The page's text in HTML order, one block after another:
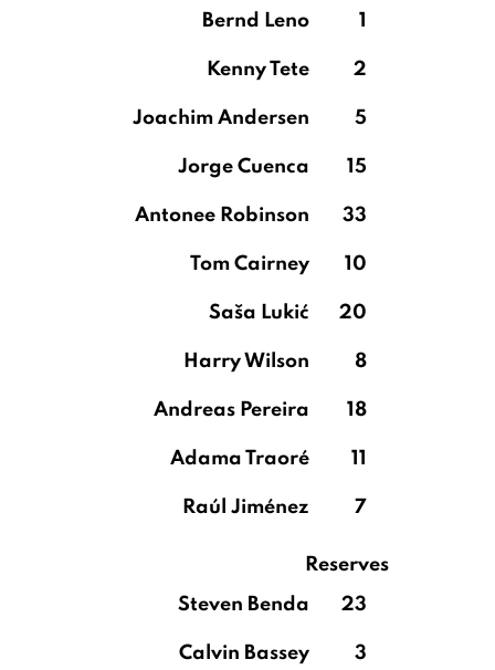
Bernd Leno 1
Kenny Tete 2
Joachim Andersen 5
Jorge Cuenca 15
Antonee Robinson 33
Tom Cairney 10
Saša Lukić 20
Harry Wilson 8
Andreas Pereira 18
Adama Traoré 11
Raúl Jiménez 7
Reserves
Steven Benda
23
Calvin Bassey 3